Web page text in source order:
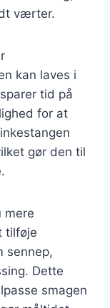
værter.
kan laves i
tid på
for at
gør den til
mere
tilføje
sennep,
Dette
smagen